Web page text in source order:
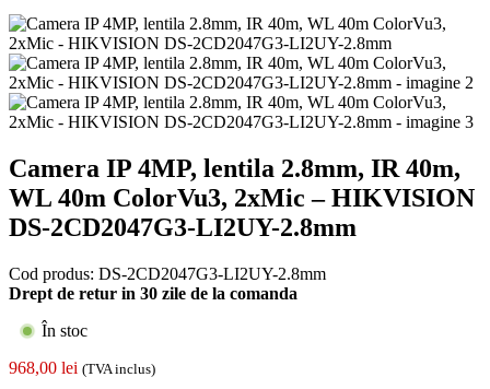
Camera IP 4MP, lentila 2.8mm, IR 40m,
WL 40m ColorVu3, 2xMic – HIKVISION
DS-2CD2047G3-LI2UY-2.8mm
Cod produs: DS-2CD2047G3-LI2UY-2.8mm
Drept de retur in 30 zile de la comanda
În stoc
968,00 lei (TVA inclus)